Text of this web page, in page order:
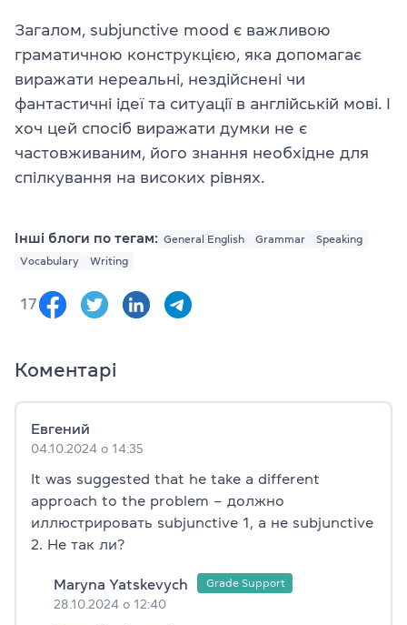
Загалом, subjunctive mood є важливою
граматичною конструкцією, яка допомагає
виражати нереальні, нездійснені чи
фантастичні ідеї та ситуації в англійській мові. І
хоч цей спосіб виражати думки не є
частовживаним, його знання необхідне для
спілкування на високих рівнях.
Інші блоги по тегам: General English Grammar
Speaking
Vocabulary
Writing
17
Коментарі
Евгений
04.10.2024 о 14:35
It was suggested that he take a different
approach to the problem – должно
иллюстрировать subjunctive 1, а не subjunctive
2. Не так ли?
Maryna Yatskevych
28.10.2024 о 12:40